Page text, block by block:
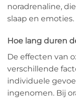
noradrenaline,
slaap en emoties.
Hoe lang duren
De effecten van
verschillende
individuele
ingenomen. Bij